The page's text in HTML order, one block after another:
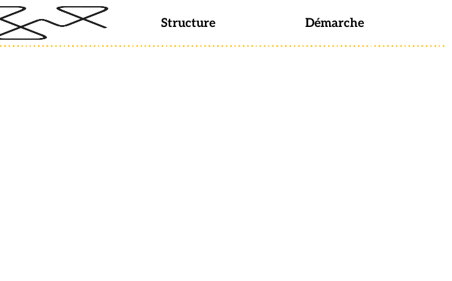
Structure Démarche